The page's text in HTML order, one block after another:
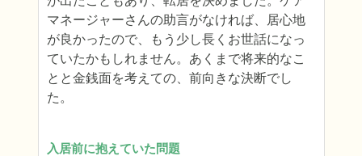
マネージャーさんの助言がなければ、居心地
が良かったので、もう少し長くお世話になっ
ていたかもしれません。あくまで将来的なこ
とと金銭面を考えての、前向きな決断でし
た。
入居前に抱えていた問題